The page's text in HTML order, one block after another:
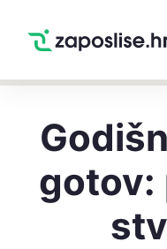
gotov:
Swipe Match
Google Play